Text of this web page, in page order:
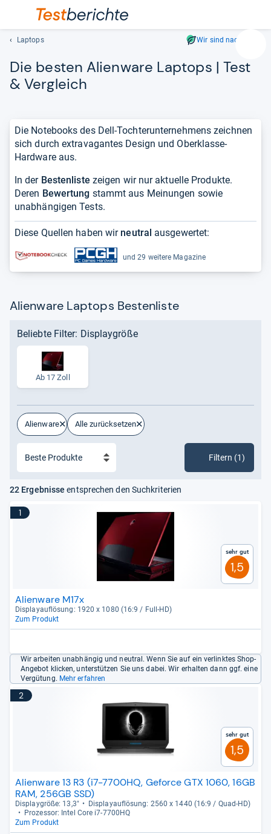
Geben
ein.
mit
Laptops Wir sind nachhaltig
Die bes­ten Ali­en­ware Lap­tops | Test
& Ver­gleich
Die Notebooks des Dell-Tochterunternehmens zeichnen
sich durch extravagantes Design und Oberklasse-
Hardware aus.
In der Bestenliste zeigen wir nur aktuelle Produkte.
Deren Bewertung stammt aus Meinungen sowie
unabhängigen Tests.
Diese Quellen haben wir neutral ausgewertet:
und 29 weitere Magazine
Alienware Laptops Bestenliste
Beliebte Filter: Displaygröße
Ab 17 Zoll
Alienware Alle zurücksetzen
Filtern (1)
22 Ergebnisse entsprechen den Suchkriterien
1
Sehr gut
1,5
Alienware M17x
Dis­pla­yauf­lö­sung: 1920 x 1080 (16:9 / Full-​HD)
Zum Produkt
Wir arbeiten unabhängig und neutral. Wenn Sie auf ein verlinktes Shop-
Angebot klicken, unterstützen Sie uns dabei. Wir erhalten dann ggf. eine
Vergütung. Mehr erfahren
2
Sehr gut
1,5
Alienware 13 R3 (i7-7700HQ, Geforce GTX 1060, 16GB
RAM, 256GB SSD)
Dis­play­größe: 13,3"
Dis­pla­yauf­lö­sung: 2560 x 1440 (16:9 / Quad-​HD)
Pro­zes­sor: Intel Core i7-​7700HQ
Zum Produkt